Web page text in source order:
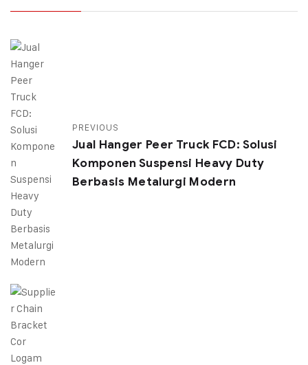
PREVIOUS
Jual Hanger Peer Truck FCD: Solusi
Komponen Suspensi Heavy Duty
Berbasis Metalurgi Modern